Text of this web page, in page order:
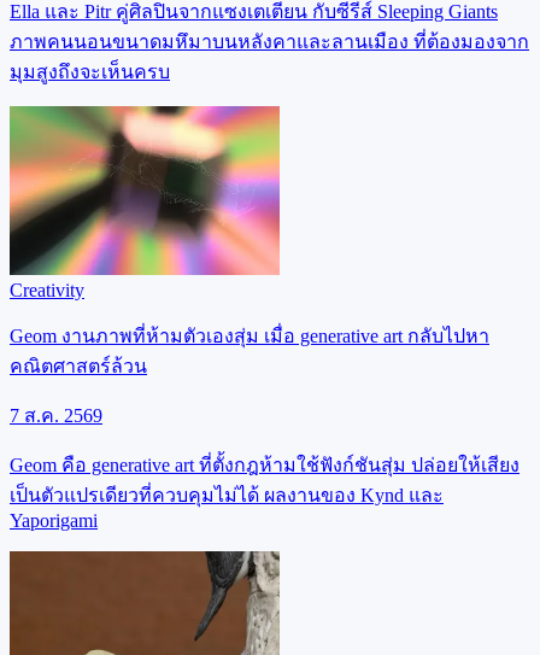
Ella และ Pitr คู่ศิลปินจากแซงเตเตียน กับซีรีส์ Sleeping Giants
ภาพคนนอนขนาดมหึมาบนหลังคาและลานเมือง ที่ต้องมองจาก
มุมสูงถึงจะเห็นครบ
Creativity
Geom งานภาพที่ห้ามตัวเองสุ่ม เมื่อ generative art กลับไปหา
คณิตศาสตร์ล้วน
7 ส.ค. 2569
Geom คือ generative art ที่ตั้งกฎห้ามใช้ฟังก์ชันสุ่ม ปล่อยให้เสียง
เป็นตัวแปรเดียวที่ควบคุมไม่ได้ ผลงานของ Kynd และ
Yaporigami